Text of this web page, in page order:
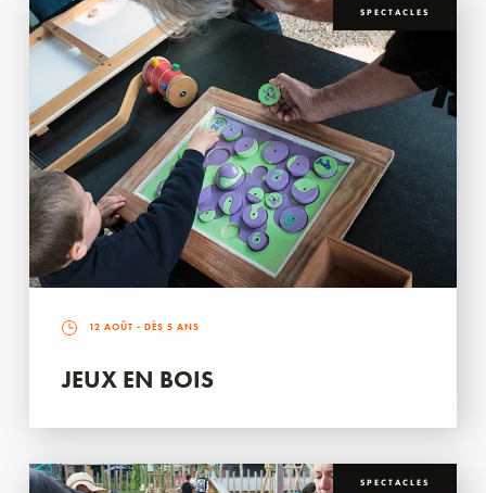
SPECTACLES
12 AOÛT - DÈS 5 ANS
JEUX EN BOIS
SPECTACLES